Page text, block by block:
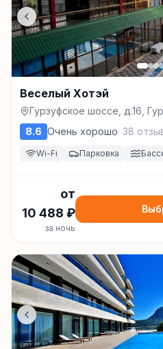
Веселый Хотэй
Гурзуфское шоссе, д.16,
8.6 Очень хорошо· 38
Wi-Fi Парковка
от
10 488 ₽
за ночь